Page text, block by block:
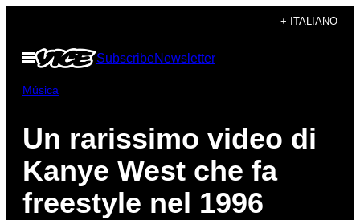
contenuto
+ ITALIANO
Apri
SubscribeNewsletter
Música
Un rarissimo video di
Kanye West che fa
freestyle nel 1996